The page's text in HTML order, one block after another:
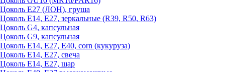
Цоколь Е27 (ЛОН), груша
Цоколь Е14, Е27, зеркальные (R39, R50, R63)
Цоколь G4, капсульная
Цоколь G9, капсульная
Цоколь Е14, Е27, Е40, corn (кукуруза)
Цоколь Е14, Е27, свеча
Цоколь Е14, Е27, шар